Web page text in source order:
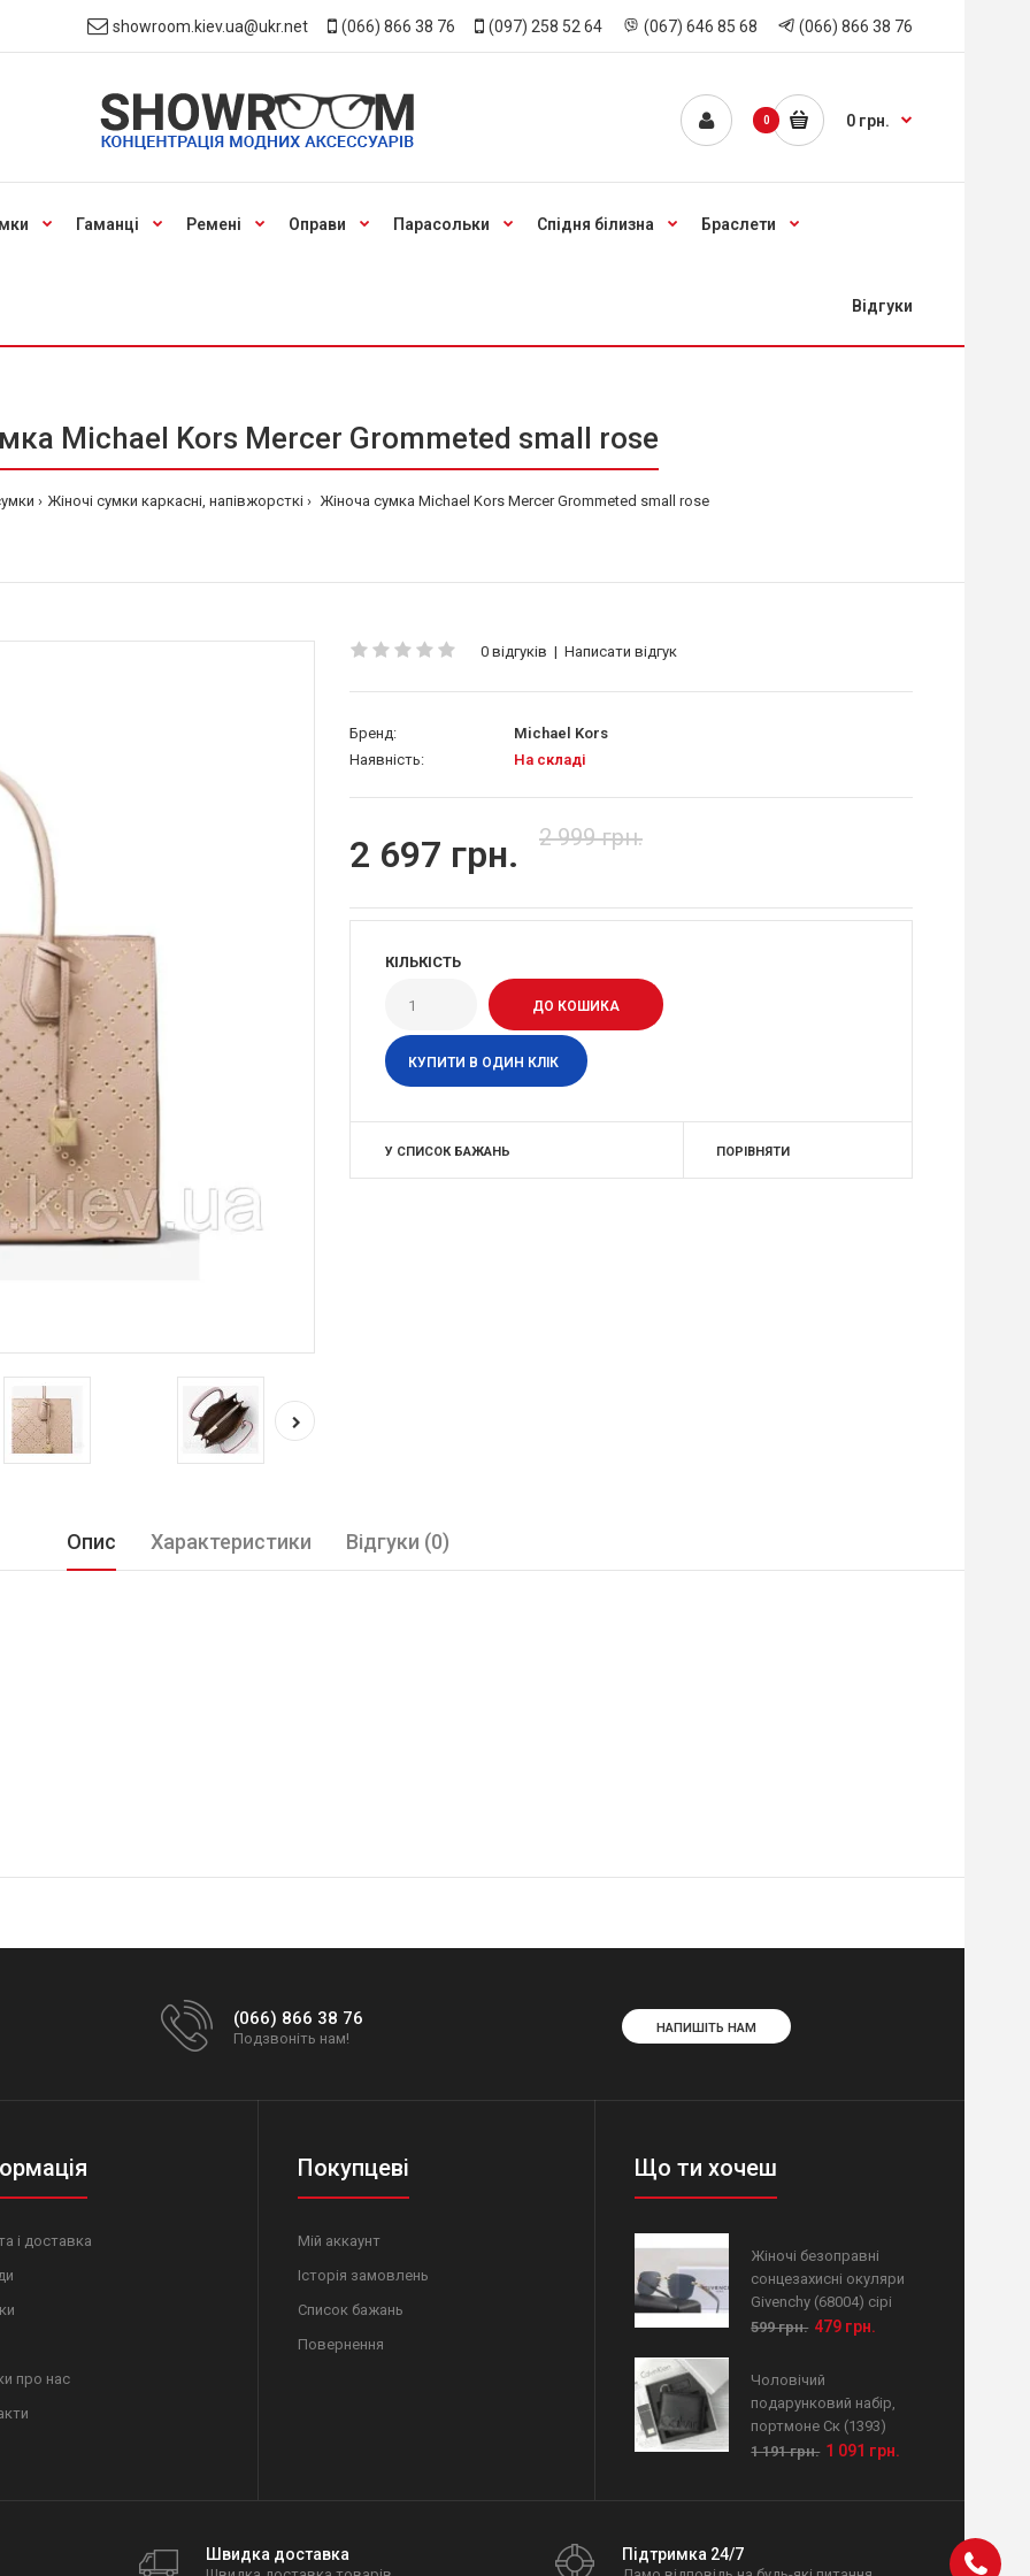
showroom.kiev.ua@ukr.net (066) 866 38 76 (097) 258 52 64 (067) 646 85 68 (066) 866 38 76
0 0 грн.
Гаманці Ремені Оправи Парасольки Спідня білизна Браслети
Відгуки
Michael Kors Mercer Grommeted small rose
Жіночі сумки каркасні, напівжорсткі Жіноча сумка Michael Kors Mercer Grommeted small rose
0 відгуків | Написати відгук
Бренд:
Michael Kors
Наявність:
На складі
2 697 грн. 2 999 грн.
КІЛЬКІСТЬ
КУПИТИ В ОДИН КЛІК
У СПИСОК БАЖАНЬ ПОРІВНЯТИ
Опис Характеристики Відгуки (0)
(066) 866 38 76
Подзвоніть нам!
НАПИШІТЬ НАМ
і доставка
про нас
Покупцеві
Мій аккаунт
Історія замовлень
Список бажань
Повернення
Що ти хочеш
Жіночі безоправні
сонцезахисні окуляри
Givenchy (68004) сірі
599 грн. 479 грн.
Чоловічий
подарунковий набір,
портмоне Ск (1393)
1 191 грн. 1 091 грн.
Швидка доставка Підтримка 24/7